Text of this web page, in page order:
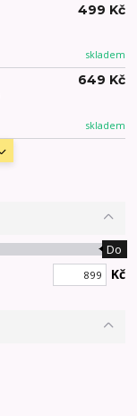
skladem
499 Kč
skladem
649 Kč
Do
Kč